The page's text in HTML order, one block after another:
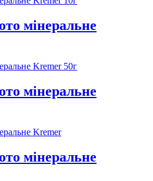
мінеральне
мінеральне
мінеральне